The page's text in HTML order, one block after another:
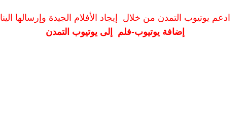
ادعم يوتيوب التمدن من خلال إيجاد الأفلام الجيدة وإرسالها الينا
إضافة يوتيوب-فلم إلى يوتيوب التمدن